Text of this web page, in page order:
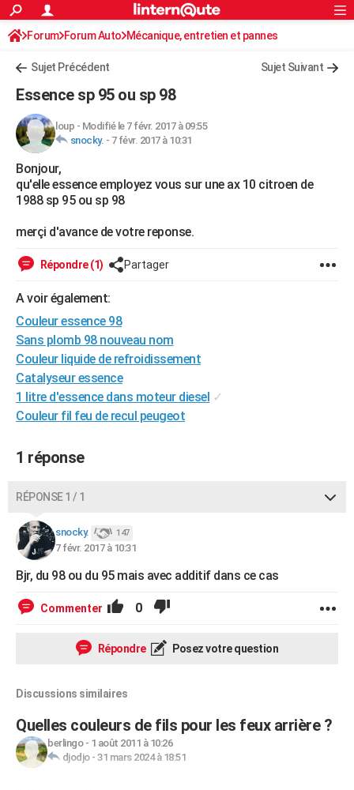
ACTUALITÉS
Politique
Société
Faits Divers
Education
Monde
Villes
+
FINANCE
Retraite
Impôts
Epargne
Immobilier
Risques naturels par ville
Banque
Assurance
Crédit
AUTO
Essais
Réserver un essai
Citadines
Berlines
SUV
Forum auto
+HIGH-TECH
Mobiles
Meilleur smartphone
Internet
Ordinateurs
Jeux vidéo
Guide high-tech
Forum
Aménagement intérieur
Extérieur
Cuisine
Salle de bains
Jardinage
Rangement
Guides de France
Escapades
Patrimoine
Expositions
Musées
Week-end nature
Art de vivre
Bien-être
Loisirs
Mode
Modes de vie
Alimentation
Guide de la santé
Maladies
Médicaments
Sommeil
VOYAGE
Destinations
Voyage nature
Voyage de noces
PHOTO
GUIDES D'ACHAT
CARTE DE VOEUX
Carte de Noël
Carte Bonne année
Carte Saint-Valentin
Carte Pâques
Carte d'anniversaire
DICTIONNAIRE
Dictionnaire
Biographies
Citations
Expressions
Proverbes
PROGRAMME TV
AVIS DE DÉCÈS
Rechercher
S'inscrire
Connexion
Forum Forum Auto Mécanique, entretien et pannes
Sujet Précédent Sujet Suivant
Essence sp 95 ou sp 98
loup - Modifié le 7 févr. 2017 à 09:55
snocky. - 7 févr. 2017 à 10:31
Bonjour,
qu'elle essence employez vous sur une ax 10 citroen de
1988 sp 95 ou sp 98
merçi d'avance de votre reponse.
Répondre (1) Partager
A voir également:
Couleur essence 98
Sans plomb 98 nouveau nom
Couleur liquide de refroidissement
Catalyseur essence
1 litre d'essence dans moteur diesel ✓
Couleur fil feu de recul peugeot
1 réponse
RÉPONSE 1 / 1
snocky. 147
7 févr. 2017 à 10:31
Bjr, du 98 ou du 95 mais avec additif dans ce cas
Commenter 0
Répondre Posez votre question
Discussions similaires
Quelles couleurs de fils pour les feux arrière ?
berlingo- 1 août 2011 à 10:26
djodjo- 31 mars 2024 à 18:51